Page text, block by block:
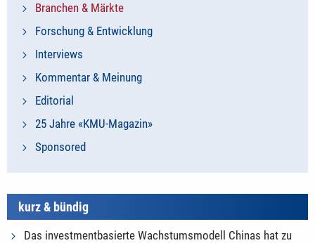
Branchen & Märkte
Forschung & Entwicklung
Interviews
Kommentar & Meinung
Editorial
25 Jahre «KMU-Magazin»
Sponsored
kurz & bündig
Das investmentbasierte Wachstumsmodell Chinas hat zu